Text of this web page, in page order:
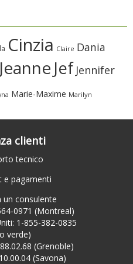
Cinzia Claire Dania
Jeanne Jef Jennifer
Marie-Maxime Marilyn
clienti
tecnico
e pagamenti
un consulente
0971 (Montreal)
1-855-382-0835
verde)
(Grenoble)
(Savona)